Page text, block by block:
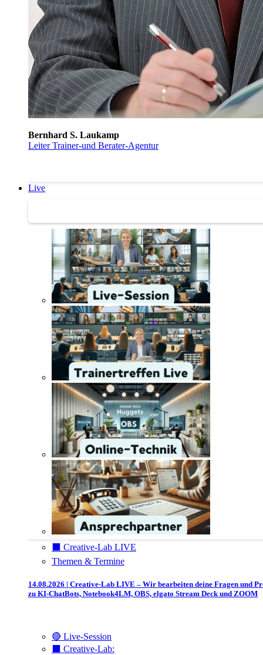
Bernhard S. Laukamp
Leiter Trainer-und Berater-Agentur
Live
⬛️ Creative-Lab LIVE
Themen & Termine
14.08.2026 | Creative-Lab LIVE – Wir bearbeiten deine Fragen und
zu KI-ChatBots, Notebook4LM, OBS, elgato Stream Deck und ZOOM
🔴 Live-Session
⬛️ Creative-Lab: